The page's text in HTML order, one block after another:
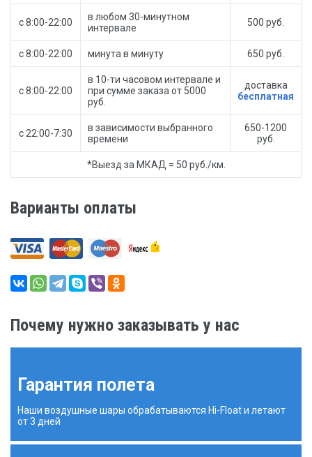
с 8:00-22:00
в любом 30-минутном
интервале
500 руб.
с 8:00-22:00 минута в минуту 650 руб.
с 8:00-22:00
в 10-ти часовом интервале и
при сумме заказа от 5000
руб.
доставка
бесплатная
с 22:00-7:30
в зависимости выбранного
времени
650-1200
руб.
*Выезд за МКАД = 50 руб./км.
Варианты оплаты
Почему нужно заказывать у нас
Гарантия полета
Наши воздушные шары обрабатываются Hi-Float и летают
от 3 дней